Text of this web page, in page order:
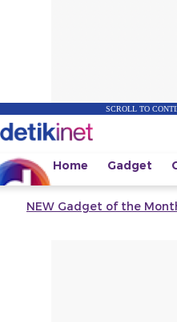
SCROLL TO
Home Gadget
NEW Gadget of the